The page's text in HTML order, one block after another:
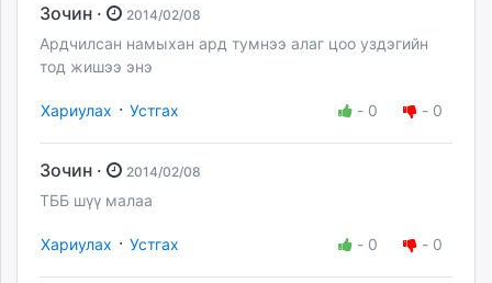
Зочин · 2014/02/08
Ардчилсан намыхан ард тумнээ алаг цоо уздэгийн
тод жишээ энэ
Хариулах · Устгах - 0 - 0
Зочин · 2014/02/08
TББ шүү малаа
Хариулах · Устгах - 0 - 0